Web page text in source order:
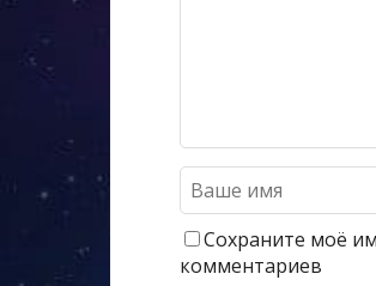
Сохраните моё
комментариев